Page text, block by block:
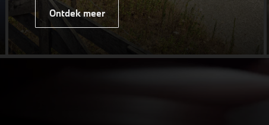
BMW 5 Serie & i5 M Sport Pro Edition kiest
u voor een rijk uitgeruste uitvoering waarin
juist de details het verschil maken. De
details die ervoor zorgen dat u nog één
keer omkijkt voordat u verder loopt.
Ontdek meer